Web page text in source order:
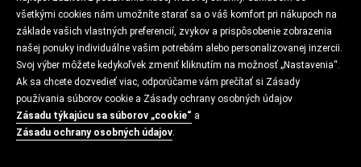
všetkými cookies nám umožníte starať sa o váš komfort pri nákupoch na
základe vašich vlastných preferencií, zvykov a prispôsobenie zobrazenia
našej ponuky individuálne vašim potrebám alebo personalizovanej inzercii.
Svoj výber môžete kedykoľvek zmeniť kliknutím na možnosť „Nastavenia“.
Ak sa chcete dozvedieť viac, odporúčame vám prečítať si Zásady
používania súborov cookie a Zásady ochrany osobných údajov
Zásadu týkajúcu sa súborov „cookie“ a
Zásadu ochrany osobných údajov.